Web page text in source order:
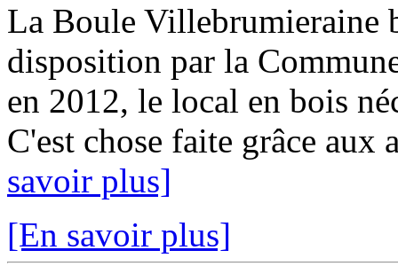
La Boule Villebrumieraine
disposition par la
en 2012, le local en bois
C'est chose faite grâce aux
savoir plus]
[En savoir plus]